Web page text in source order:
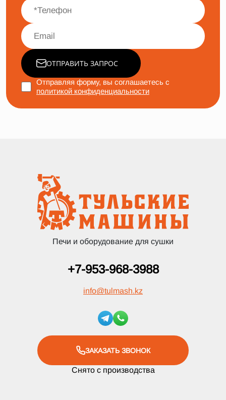
ОТПРАВИТЬ ЗАПРОС
Отправляя форму, вы соглашаетесь с
политикой конфиденциальности
Печи и оборудование для сушки
+7-953-968-3988
info@tulmash.kz
ЗАКАЗАТЬ ЗВОНОК
Снято с производства